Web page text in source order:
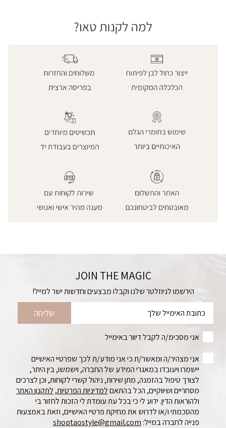
JOIN THE MAGIC
הירשמו לניוזלטר שלנו וקבלו מבצעים וחדשות ישר למייל!
שליחה
אני מסכימ/ה לקבל דיוור באימייל
אני מצהיר/ה ומאשר/ת כי אני מודע/ת לכך שפרטיי האישיים
יישמרו ויעובדו במאגרי המידע של החברה, וישמשו, בין היתר,
לצורך טיפול בהזמנה, מתן שירות, ניהול קשרי לקוחות, וכן לצרכים
מסחריים ושיווקיים, הכל בהתאםלמדיניות הפרטיות, לתקנון האתר
ולהוראות הדין. ידוע לי כי בכל עת עומדת לי הזכות לחזור בי
מהסכמתי ו/או לדרוש את מחיקת פרטיי האישיים, וזאת באמצעות
פנייה לחברה במייל: shoptaostyle@gmail.com